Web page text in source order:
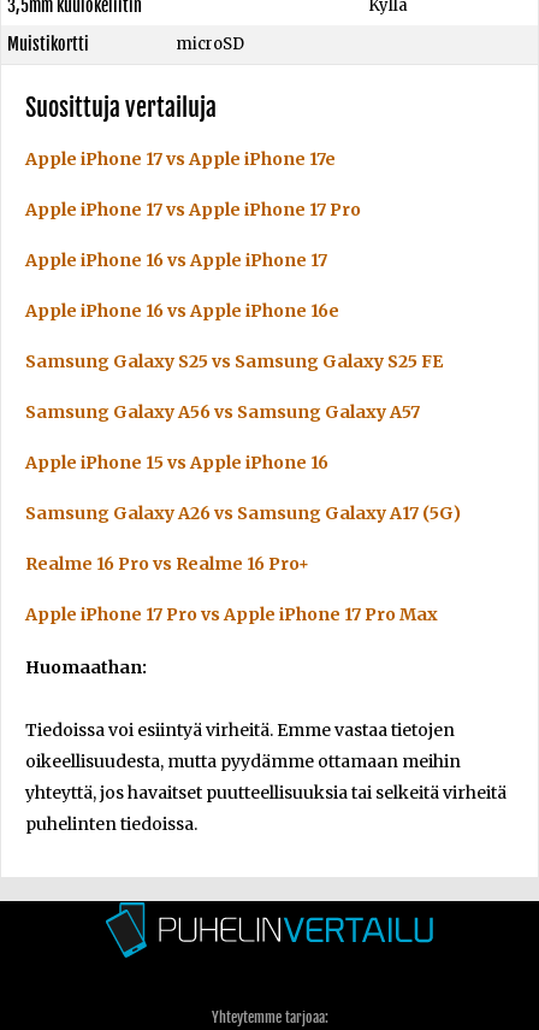
3,5mm kuulokeliitin
Kyllä
Muistikortti
microSD
Suosittuja vertailuja
Apple iPhone 17 vs Apple iPhone 17e
Apple iPhone 17 vs Apple iPhone 17 Pro
Apple iPhone 16 vs Apple iPhone 17
Apple iPhone 16 vs Apple iPhone 16e
Samsung Galaxy S25 vs Samsung Galaxy S25 FE
Samsung Galaxy A56 vs Samsung Galaxy A57
Apple iPhone 15 vs Apple iPhone 16
Samsung Galaxy A26 vs Samsung Galaxy A17 (5G)
Realme 16 Pro vs Realme 16 Pro+
Apple iPhone 17 Pro vs Apple iPhone 17 Pro Max
Huomaathan:
Tiedoissa voi esiintyä virheitä. Emme vastaa tietojen
oikeellisuudesta, mutta pyydämme ottamaan meihin
yhteyttä, jos havaitset puutteellisuuksia tai selkeitä virheitä
puhelinten tiedoissa.
Yhteytemme tarjoaa: